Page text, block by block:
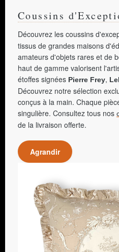
Coussins
Découvrez les coussins
tissus de grandes maisons
amateurs d'objets rares et de
haut de gamme valorisent
étoffes signées Pierre Frey,
Découvrez notre sélection
conçus à la main. Chaque
singulière. Consultez tous nos
de la livraison offerte.
Agrandir